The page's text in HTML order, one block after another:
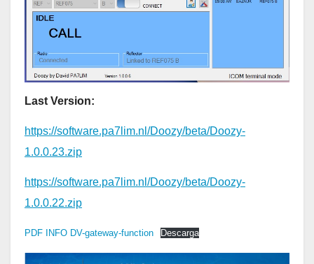
Last Version:
https://software.pa7lim.nl/Doozy/beta/Doozy-
1.0.0.23.zip
https://software.pa7lim.nl/Doozy/beta/Doozy-
1.0.0.22.zip
PDF INFO DV-gateway-function Descarga